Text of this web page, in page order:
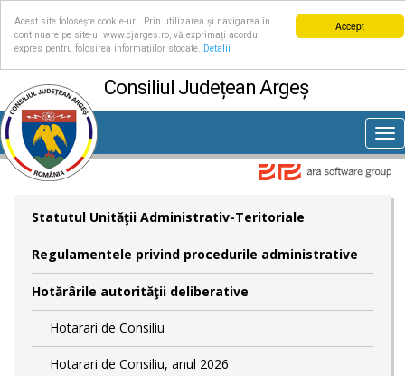
Accept
Acest site folosește cookie-uri. Prin utilizarea și navigarea în
continuare pe site-ul www.cjarges.ro, vă exprimați acordul
expres pentru folosirea informațiilor stocate.
Detalii
Consiliul Județean Argeș
Statutul Unităţii Administrativ-Teritoriale
Regulamentele privind procedurile administrative
Hotărârile autorităţii deliberative
Hotarari de Consiliu
Hotarari de Consiliu, anul 2026